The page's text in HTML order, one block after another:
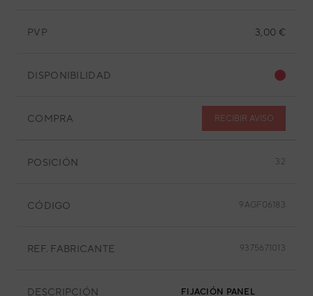
PVP 3,00 €
DISPONIBILIDAD
COMPRA RECIBIR AVISO
POSICIÓN 32
CÓDIGO 9AGF06183
REF. FABRICANTE 9375671013
DESCRIPCIÓN FIJACIÓN PANEL